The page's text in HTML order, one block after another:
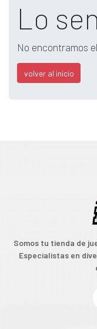
Lo
No encontramos
volver al inicio
Somos tu tienda de
Especialistas en